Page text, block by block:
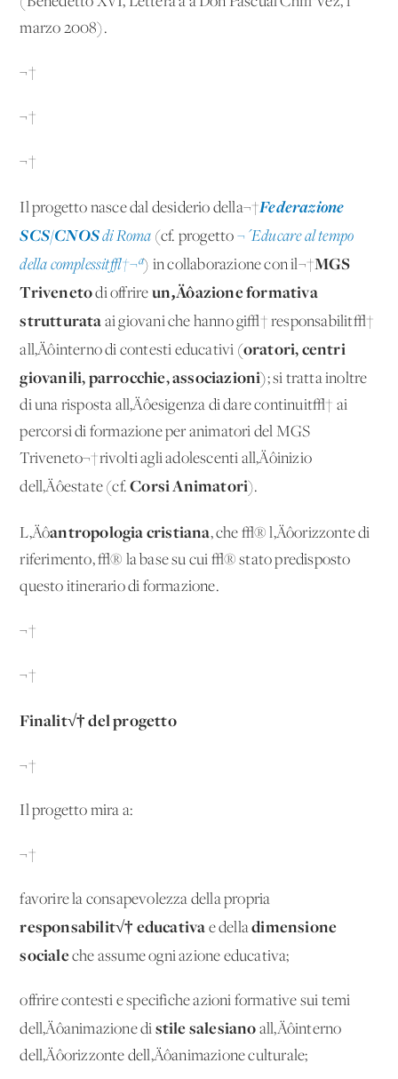
marzo 2008).
¬†
¬†
¬†
Il progetto nasce dal desiderio della¬†Federazione
SCS/CNOSdi Roma (cf. progetto ¬´Educare al tempo
della complessit√†¬ª) in collaborazione con il¬†MGS
Trivenetodi offrire un‚Äôazione formativa
strutturata ai giovani che hanno gi√† responsabilit√†
all‚Äôinterno di contesti educativi (oratori, centri
giovanili, parrocchie, associazioni); si tratta inoltre
di una risposta all‚Äôesigenza di dare continuit√† ai
percorsi di formazione per animatori del MGS
Triveneto¬†rivolti agli adolescenti all‚Äôinizio
dell‚Äôestate (cf.Corsi Animatori).
L‚Äôantropologia cristiana, che √® l‚Äôorizzonte di
riferimento, √® la base su cui √® stato predisposto
questo itinerario di formazione.
¬†
¬†
Finalit√† del progetto
¬†
Il progetto mira a:
¬†
favorire la consapevolezza della propria
responsabilit√† educativa e delladimensione
socialeche assume ogni azione educativa;
offrire contesti e specifiche azioni formative sui temi
dell‚Äôanimazione di stile salesiano all‚Äôinterno
dell‚Äôorizzonte dell‚Äôanimazione culturale;